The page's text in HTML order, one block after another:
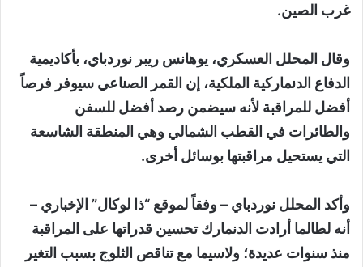
غرب الصين.
وقال المحلل العسكري، يوهانس ريبر نوردباي، بأكاديمية
الدفاع الدنماركية الملكية، إن القمر الصناعي سيوفر فرصاً
أفضل للمراقبة لأنه سيضمن رصد أفضل للسفن
والطائرات في القطب الشمالي وهي المنطقة الشاسعة
التي يستحيل مراقبتها بوسائل أخرى.
وأكد المحلل نوردباي – وفقاً لموقع “ذا لوكال” الإخباري –
أنه لطالما أرادت الدنمارك تحسين قدراتها على المراقبة
منذ سنوات عديدة؛ ولاسيما مع تناقص الثلوج بسبب التغير